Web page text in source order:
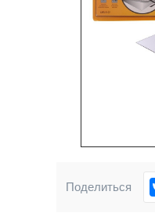
Поделиться